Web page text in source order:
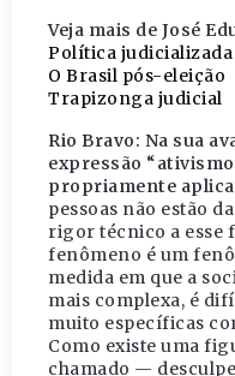
Veja mais de José
Política judicializada
O Brasil pós-eleição
Trapizonga judicial
Rio Bravo: Na sua
expressão
propriamente
pessoas não estão
rigor técnico a esse
fenômeno é um
medida em que a
mais complexa, é
muito específicas
Como existe uma
chamado —